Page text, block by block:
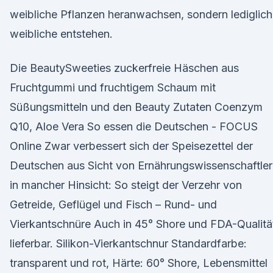
weibliche Pflanzen heranwachsen, sondern lediglich
weibliche entstehen.
Die BeautySweeties zuckerfreie Häschen aus
Fruchtgummi und fruchtigem Schaum mit
Süßungsmitteln und den Beauty Zutaten Coenzym
Q10, Aloe Vera So essen die Deutschen - FOCUS
Online Zwar verbessert sich der Speisezettel der
Deutschen aus Sicht von
in mancher Hinsicht: So steigt der Verzehr von
Getreide, Geflügel und Fisch – Rund- und
Vierkantschnüre Auch in 45° Shore und FDA-
lieferbar. Silikon-Vierkantschnur Standardfarbe:
transparent und rot, Härte: 60° Shore, Lebensmittel